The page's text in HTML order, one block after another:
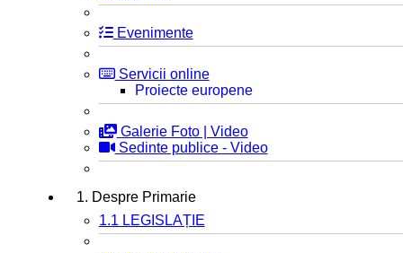
Evenimente
Servicii online
Proiecte europene
Galerie Foto | Video
Sedinte publice - Video
1. Despre Primarie
1.1 LEGISLAȚIE